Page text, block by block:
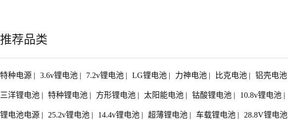
推荐品类
特种电源 | 3.6v锂电池 | 7.2v锂电池 | LG锂电池 | 力神电池 | 比克电池 | 铝壳电池
三洋锂电池 | 特种锂电池 | 方形锂电池 | 太阳能电池 | 钴酸锂电池 | 10.8v锂电池 |
锂电池电源 | 25.2v锂电池 | 14.4v锂电池 | 超薄锂电池 | 车载锂电池 | 28.8V锂电池